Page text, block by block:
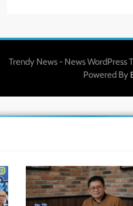
Trendy News - News WordPress
Powered By